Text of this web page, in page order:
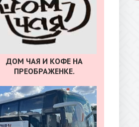
ДОМ ЧАЯ И КОФЕ НА
ПРЕОБРАЖЕНКЕ.